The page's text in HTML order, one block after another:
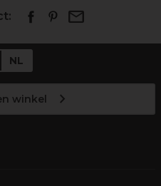
NL
winkel